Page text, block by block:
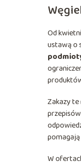
Od
ustawą o
Zakazy
W